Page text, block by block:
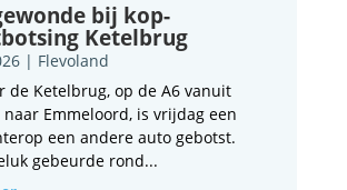
bij kop-
Ketelbrug
| Flevoland
de Ketelbrug, op de A6 vanuit
naar Emmeloord, is vrijdag een
een andere auto gebotst.
gebeurde rond...